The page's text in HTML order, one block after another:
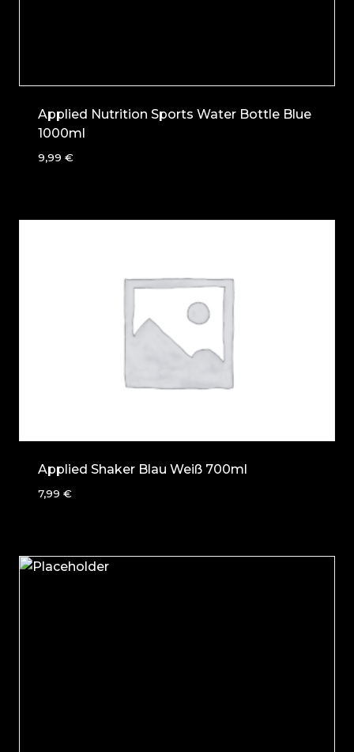
Applied Nutrition Sports Water Bottle Blue
1000ml
9,99 €
Applied Shaker Blau Weiß 700ml
7,99 €